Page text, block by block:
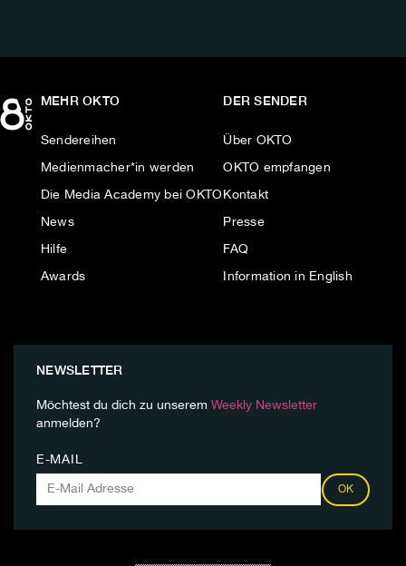
MEHR OKTO
Sendereihen
Medienmacher*in werden
Die Media Academy bei OKTO
News
Hilfe
Awards
DER SENDER
Über OKTO
OKTO empfangen
Kontakt
Presse
FAQ
Information in English
NEWSLETTER
Möchtest du dich zu unserem Weekly Newsletter
anmelden?
E-MAIL
OK